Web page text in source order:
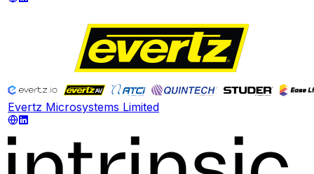
Evertz Microsystems Limited